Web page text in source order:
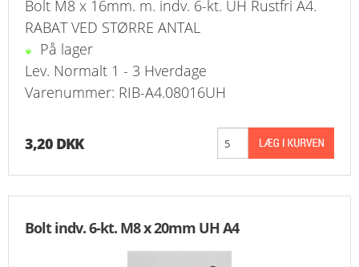
PROFIL
VILKÅR
FAQ
KUNDECENTER
Bolt M8 x 16mm. m. indv. 6-kt. UH Rustfri A4.
RABAT VED STØRRE ANTAL
På lager
Lev. Normalt 1 - 3 Hverdage
Varenummer: RIB-A4.08016UH
3,20 DKK
Bolt indv. 6-kt. M8 x 20mm UH A4